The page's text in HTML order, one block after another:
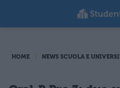
HOME NEWS SCUOLA E